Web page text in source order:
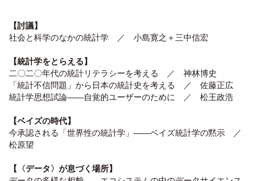
【討議】
社会と科学のなかの統計学 ／ 小島寛之＋三中信宏
【統計学をとらえる】
二〇二〇年代の統計リテラシーを考える ／ 神林博史
「統計不信問題」から日本の統計史を考える ／ 佐藤正広
統計学思想試論――自覚的ユーザーのために ／ 松王政浩
【ベイズの時代】
今承認される「世界性の統計学」――ベイズ統計学の黙示 ／
松原望
【〈データ〉が息づく場所】